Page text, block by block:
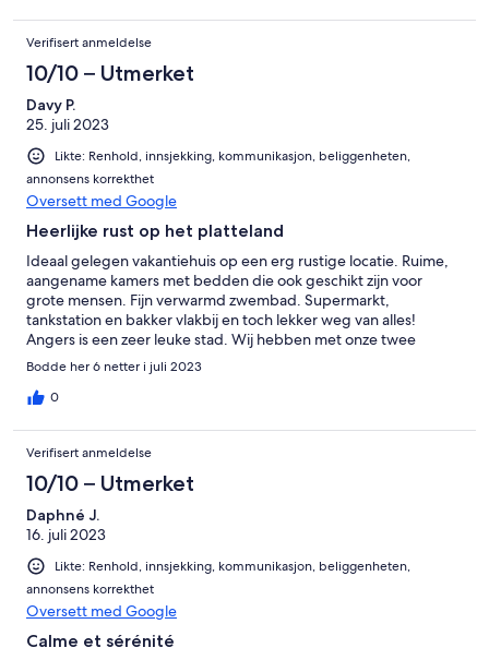
Verifisert anmeldelse
10/10 – Utmerket
Davy P.
25. juli 2023
Likte: Renhold, innsjekking, kommunikasjon, beliggenheten,
annonsens korrekthet
Oversett med Google
Heerlijke rust op het platteland
Ideaal gelegen vakantiehuis op een erg rustige locatie. Ruime,
aangename kamers met bedden die ook geschikt zijn voor
grote mensen. Fijn verwarmd zwembad. Supermarkt,
tankstation en bakker vlakbij en toch lekker weg van alles!
Angers is een zeer leuke stad. Wij hebben met onze twee
gezinnen enorm genoten van deze plek. Absolute aanrader!
Bodde her 6 netter i juli 2023
0
Verifisert anmeldelse
10/10 – Utmerket
Daphné J.
16. juli 2023
Likte: Renhold, innsjekking, kommunikasjon, beliggenheten,
annonsens korrekthet
Oversett med Google
Calme et sérénité